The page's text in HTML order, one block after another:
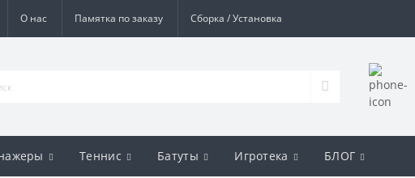
О нас Памятка по заказу Сборка / Установка
Теннис Батуты Игротека БЛОГ